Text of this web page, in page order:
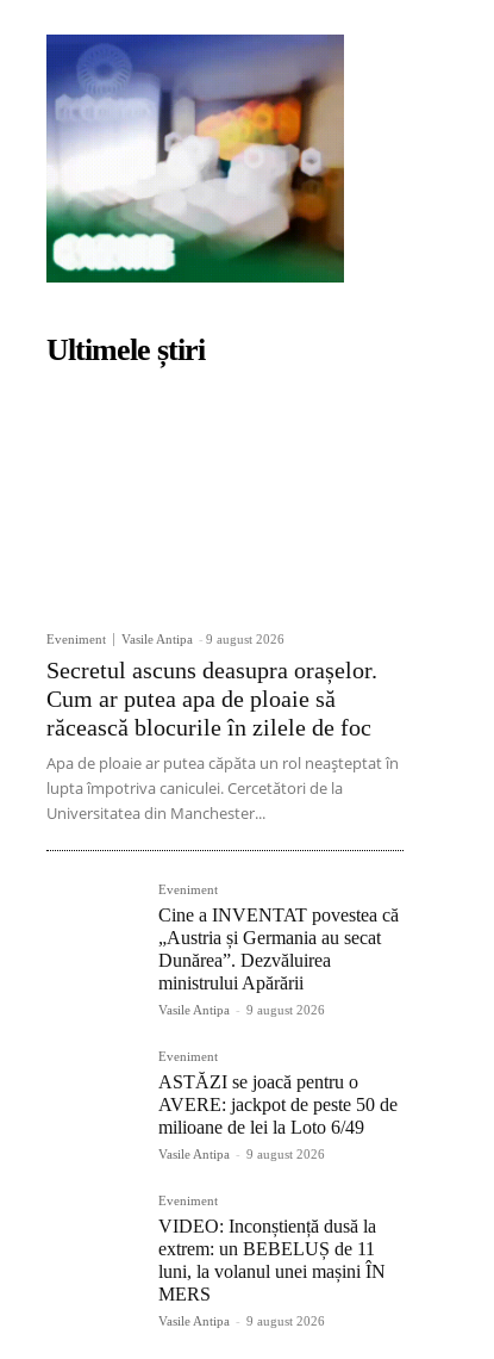
Ultimele știri
Eveniment Vasile Antipa - 9 august 2026
Secretul ascuns deasupra orașelor.
Cum ar putea apa de ploaie să
răcească blocurile în zilele de foc
Apa de ploaie ar putea căpăta un rol neașteptat în
lupta împotriva caniculei. Cercetători de la
Universitatea din Manchester...
Eveniment
Cine a INVENTAT povestea că
„Austria și Germania au secat
Dunărea”. Dezvăluirea
ministrului Apărării
Vasile Antipa - 9 august 2026
Eveniment
ASTĂZI se joacă pentru o
AVERE: jackpot de peste 50 de
milioane de lei la Loto 6/49
Vasile Antipa - 9 august 2026
Eveniment
VIDEO: Inconștiență dusă la
extrem: un BEBELUȘ de 11
luni, la volanul unei mașini ÎN
MERS
Vasile Antipa - 9 august 2026